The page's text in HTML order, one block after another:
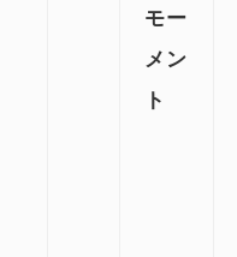
モー
メン
ト